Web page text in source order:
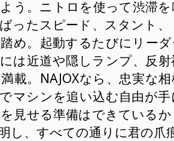
う。ニトロを使って渋滞
ったスピード、スタント
め。起動するたびにリー
は近道や隠しランプ、反
載。NAJOXなら、忠実な
マシンを追い込む自由が
見せる準備はできている
し、すべての通りに君の爪